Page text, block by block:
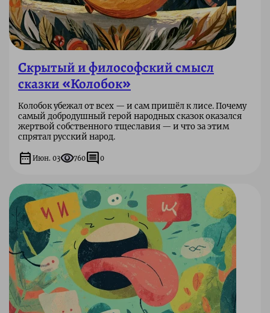
Скрытый и философский смысл
сказки «Колобок»
Колобок убежал от всех — и сам пришёл к лисе. Почему
самый добродушный герой народных сказок оказался
жертвой собственного тщеславия — и что за этим
спрятал русский народ.
date_range Июн. 03visibility760comment 0